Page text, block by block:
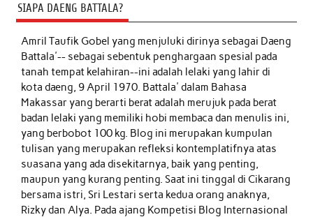
SIAPA DAENG BATTALA?
Amril Taufik Gobelyang menjuluki dirinya sebagai Daeng
Battala'-- sebagai sebentuk penghargaan spesial pada
tanah tempat kelahiran--ini adalah lelaki yang lahir di
kota daeng, 9 April 1970. Battala' dalam Bahasa
Makassar yang berarti berat adalah merujuk pada berat
badan lelaki yang memiliki hobi membaca dan menulis ini,
yang berbobot 100 kg. Blog ini merupakan kumpulan
tulisan yang merupakan refleksi kontemplatifnya atas
suasana yang ada disekitarnya, baik yang penting,
maupun yang kurang penting. Saat ini tinggal di Cikarang
bersama istri, Sri Lestari serta kedua orang anaknya,
Rizky dan Alya. Pada ajang Kompetisi Blog Internasional